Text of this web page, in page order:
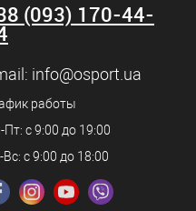
(093) 170-44-
info@osport.ua
работы
Пт: с 9:00 до 19:00
с 9:00 до 18:00